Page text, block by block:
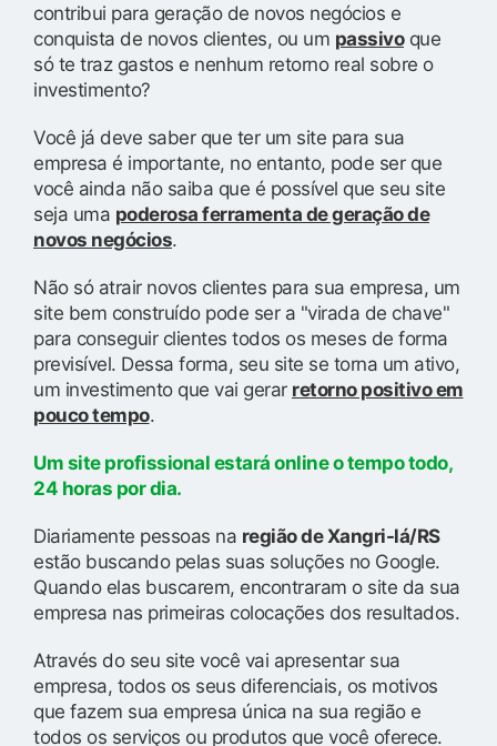
contribui para geração de novos negócios e
conquista de novos clientes, ou um passivoque
só te traz gastos e nenhum retorno real sobre o
investimento?
Você já deve saber que ter um site para sua
empresa é importante, no entanto, pode ser que
você ainda não saiba que é possível que seu site
seja uma poderosa ferramenta de geração de
novos negócios.
Não só atrair novos clientes para sua empresa, um
site bem construído pode ser a "virada de chave"
para conseguir clientes todos os meses de forma
previsível. Dessa forma, seu site se torna um ativo,
um investimento que vai gerar retorno positivo em
pouco tempo.
Um site profissional estará online o tempo todo,
24 horas por dia.
Diariamente pessoas na região de Xangri-lá/RS
estão buscando pelas suas soluções no Google.
Quando elas buscarem, encontraram o site da sua
empresa nas primeiras colocações dos resultados.
Através do seu site você vai apresentar sua
empresa, todos os seus diferenciais, os motivos
que fazem sua empresa única na sua região e
todos os serviços ou produtos que você oferece.